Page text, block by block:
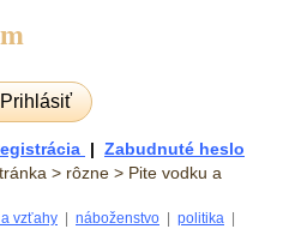
Prihlásiť
| Zabudnuté heslo
> rôzne > Pite vodku a
a vzťahy náboženstvo politika